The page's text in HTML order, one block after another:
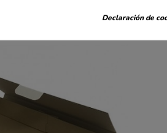
Declaración de